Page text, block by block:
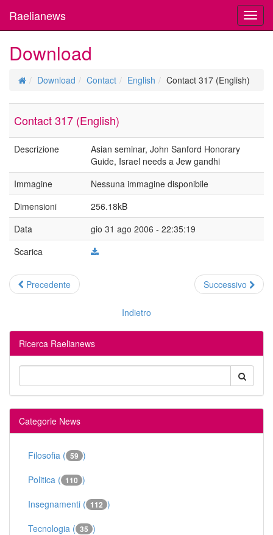
Raelianews
Download
Download Contact English Contact 317 (English)
Contact 317 (English)
Descrizione
Asian seminar, John Sanford Honorary
Guide, Israel needs a Jew gandhi
Immagine
Nessuna immagine disponibile
Dimensioni
256.18kB
Data
gio 31 ago 2006 - 22:35:19
Scarica
Precedente Successivo
Indietro
Ricerca Raelianews
Categorie News
Filosofia ( 59 )
Politica ( 110 )
Insegnamenti ( 112 )
Tecnologia ( 35 )